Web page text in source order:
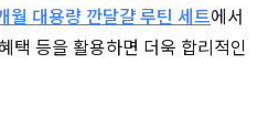
월 대용량 깐달걀 루틴 세트에서
택 등을 활용하면 더욱 합리적인